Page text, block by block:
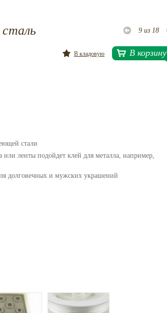
9 из 18
В корзину
В кладовую
стали
ленты подойдет клей для металла, например,
долговечных и мужских украшений